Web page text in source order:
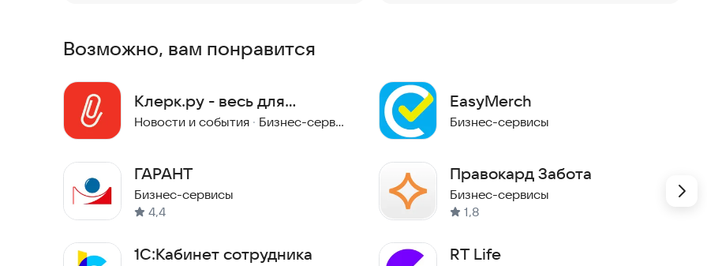
Возможно, вам понравится
Клерк.ру - весь для
бухгалтера
Новости и события · Бизнес-сервисы
ГАРАНТ
Бизнес-сервисы
4,4
1С:Кабинет сотрудника
EasyMerch
Бизнес-сервисы
Правокард Забота
Бизнес-сервисы
1,8
RT Life